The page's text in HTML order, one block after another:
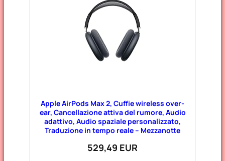
Apple AirPods Max 2, Cuffie wireless over-
ear, Cancellazione attiva del rumore, Audio
adattivo, Audio spaziale personalizzato,
Traduzione in tempo reale – Mezzanotte
529,49 EUR